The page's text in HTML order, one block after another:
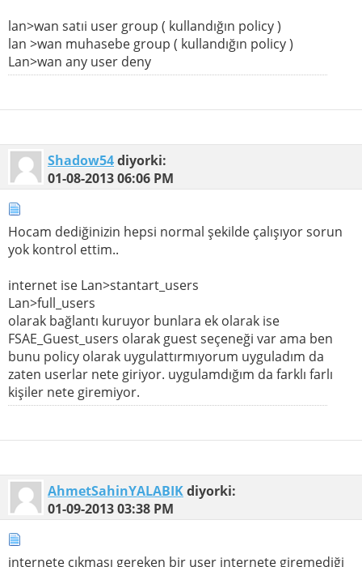
lan>wan satıi user group ( kullandığın policy )
lan >wan muhasebe group ( kullandığın policy )
Lan>wan any user deny
Shadow54diyorki:
01-08-201306:06 PM
Hocam dediğinizin hepsi normal şekilde çalışıyor sorun
yok kontrol ettim..
internet ise Lan>stantart_users
Lan>full_users
olarak bağlantı kuruyor bunlara ek olarak ise
FSAE_Guest_users olarak guest seçeneği var ama ben
bunu policy olarak uygulattırmıyorum uyguladım da
zaten userlar nete giriyor. uygulamdığım da farklı farlı
kişiler nete giremiyor.
AhmetSahinYALABIKdiyorki:
01-09-201303:38 PM
internete çıkması gereken bir user internete giremediği